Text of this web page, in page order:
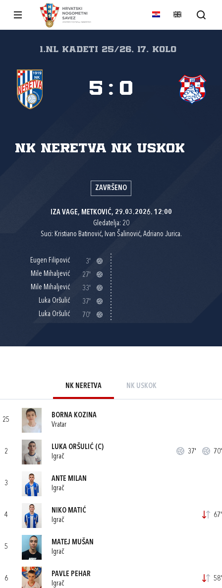
1.nl Kadeti 25/26, 17. kolo
NK Neretva NK Uskok
5 : 0
ZAVRŠENO
IZA VAGE, METKOVIĆ, 29.03.2026. 12:00
Gledatelja: 20
Suci: Kristiano Batinović, Ivan Šalinović, Adriano Jurica.
Eugen Filipović
3'
Mile Mihaljević
27'
Mile Mihaljević
33'
Luka Oršulić
37'
Luka Oršulić
70'
NK NERETVA NK USKOK
25
BORNA KOZINA
Vratar
2
LUKA ORŠULIĆ (C)
Igrač
37' 70'
3
ANTE MILAN
Igrač
4
NIKO MATIĆ
Igrač
67'
5
MATEJ MUŠAN
Igrač
6
PAVLE PEHAR
Igrač
58'